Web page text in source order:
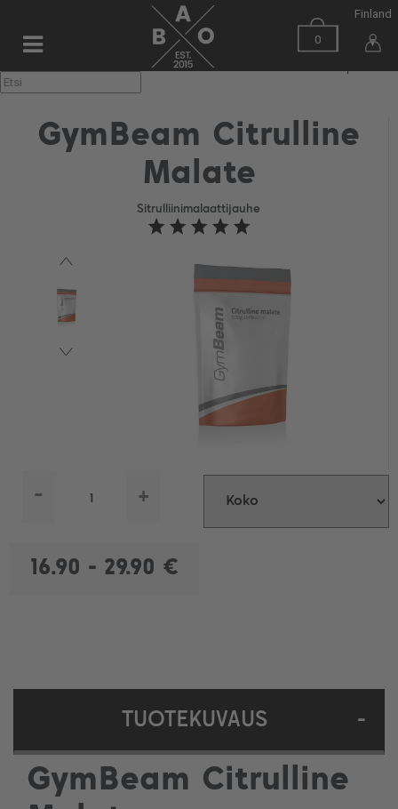
0
Finland
▼
GymBeam Citrulline
Malate
Sitrulliinimalaattijauhe
- +
16.90 - 29.90 €
TUOTEKUVAUS -
GymBeam Citrulline